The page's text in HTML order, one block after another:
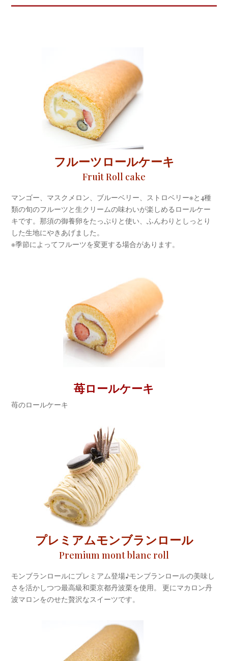
フルーツロールケーキ
Fruit Roll cake
マンゴー、マスクメロン、ブルーベリー、ストロベリー※と4種
類の旬のフルーツと生クリームの味わいが楽しめるロールケー
キです。那須の御養卵をたっぷりと使い、ふんわりとしっとり
した生地にやきあげました。
※季節によってフルーツを変更する場合があります。
苺ロールケーキ
苺のロールケーキ
プレミアムモンブランロール
Premium mont blanc roll
モンブランロールにプレミアム登場♪モンブランロールの美味し
さを活かしつつ最高級和栗京都丹波栗を使用。 更にマカロン丹
波マロンをのせた贅沢なスイーツです。